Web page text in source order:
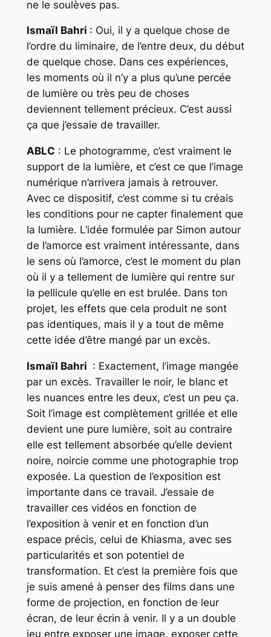
ne le soulèves pas.
Ismaïl Bahri : Oui, il y a quelque chose de
l’ordre du liminaire, de l’entre deux, du début
de quelque chose. Dans ces expériences,
les moments où il n’y a plus qu’une percée
de lumière ou très peu de choses
deviennent tellement précieux. C’est aussi
ça que j’essaie de travailler.
ABLC : Le photogramme, c’est vraiment le
support de la lumière, et c’est ce que l’image
numérique n’arrivera jamais à retrouver.
Avec ce dispositif, c’est comme si tu créais
les conditions pour ne capter finalement que
la lumière. L’idée formulée par Simon autour
de l’amorce est vraiment intéressante, dans
le sens où l’amorce, c’est le moment du plan
où il y a tellement de lumière qui rentre sur
la pellicule qu’elle en est brulée. Dans ton
projet, les effets que cela produit ne sont
pas identiques, mais il y a tout de même
cette idée d’être mangé par un excès.
Ismaïl Bahri : Exactement, l’image mangée
par un excès. Travailler le noir, le blanc et
les nuances entre les deux, c’est un peu ça.
Soit l’image est complètement grillée et elle
devient une pure lumière, soit au contraire
elle est tellement absorbée qu’elle devient
noire, noircie comme une photographie trop
exposée. La question de l’exposition est
importante dans ce travail. J’essaie de
travailler ces vidéos en fonction de
l’exposition à venir et en fonction d’un
espace précis, celui de Khiasma, avec ses
particularités et son potentiel de
transformation. Et c’est la première fois que
je suis amené à penser des films dans une
forme de projection, en fonction de leur
écran, de leur écrin à venir. Il y a un double
jeu entre exposer une image, exposer cette